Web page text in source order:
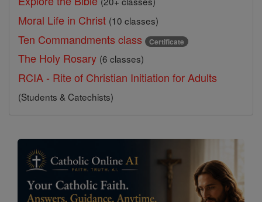
Moral Life in Christ (10 classes)
Ten Commandments class Certificate
The Holy Rosary (6 classes)
RCIA - Rite of Christian Initiation for Adults
(Students & Catechists)